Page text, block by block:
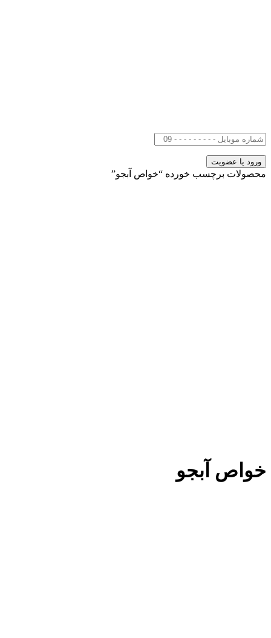
محصولات برچسب خورده “خواص آبجو”
خواص آبجو